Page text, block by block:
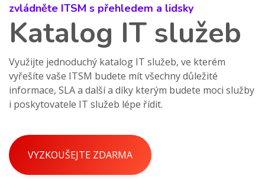
zvládněte ITSM s přehledem a lidsky
Katalog IT služeb
Využijte jednoduchý katalog IT služeb, ve kterém
vyřešíte vaše ITSM budete mít všechny důležité
informace, SLA a další a díky kterým budete moci služby
i poskytovatele IT služeb lépe řídit.
VYZKOUŠEJTE ZDARMA